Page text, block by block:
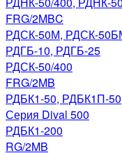
FRG/2MBC
РДСК-50М, РДСК-
РДГБ-10, РДГБ-25
РДСК-50/400
FRG/2MB
РДБК1-50, РДБК1П-
Серия Dival 500
РДБК1-200
RG/2MB